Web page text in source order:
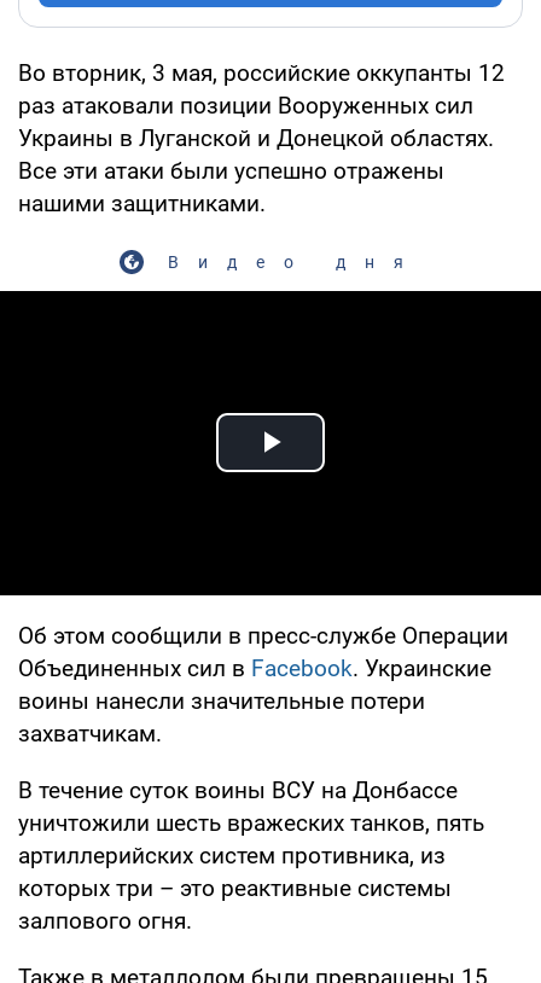
Во вторник, 3 мая, российские оккупанты 12
раз атаковали позиции Вооруженных сил
Украины в Луганской и Донецкой областях.
Все эти атаки были успешно отражены
нашими защитниками.
Видео дня
Play Video
Об этом сообщили в пресс-службе Операции
Объединенных сил в Facebook. Украинские
воины нанесли значительные потери
захватчикам.
В течение суток воины ВСУ на Донбассе
уничтожили шесть вражеских танков, пять
артиллерийских систем противника, из
которых три – это реактивные системы
залпового огня.
Также в металлолом были превращены 15